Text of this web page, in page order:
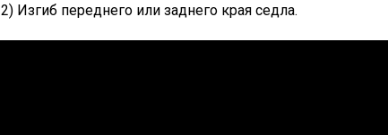
2) Изгиб переднего или заднего края седла.